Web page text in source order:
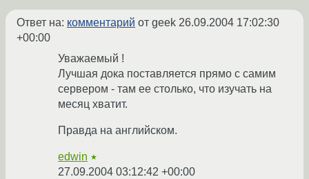
Ответ на: комментарий от geek 26.09.2004 17:02:30
+00:00
Уважаемый !
Лучшая дока поставляется прямо с самим
сервером - там ее столько, что изучать на
месяц хватит.
Правда на английском.
edwin ★
27.09.2004 03:12:42 +00:00